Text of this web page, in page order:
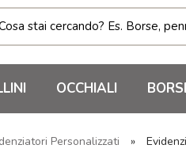
OCCHIALI
Personalizzati »